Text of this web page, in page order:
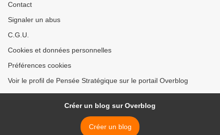
Contact
Signaler un abus
C.G.U.
Cookies et données personnelles
Préférences cookies
Voir le profil de Pensée Stratégique sur le portail Overblog
Créer un blog sur Overblog
Créer un blog